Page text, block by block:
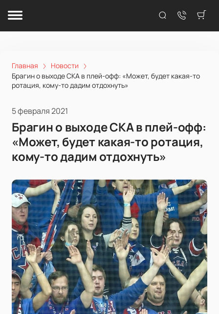
Главная
Новости
Брагин о выходе СКА в плей-офф: «Может, будет какая-то
ротация, кому-то дадим отдохнуть»
5 февраля 2021
Брагин о выходе СКА в плей-офф:
«Может, будет какая-то ротация,
кому-то дадим отдохнуть»